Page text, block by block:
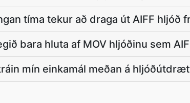
tíma tekur að draga út AIFF hljóð
bara hluta af MOV hljóðinu sem
mín einkamál meðan á